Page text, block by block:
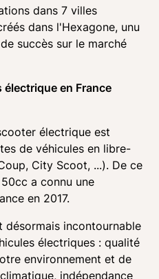
dans 7 villes
dans l'Hexagone, unu
succès sur le marché
en France
électrique est
de véhicules en libre-
City Scoot, ...). De ce
a connu une
en 2017.
désormais incontournable
électriques : qualité
environnement et de
indépendance